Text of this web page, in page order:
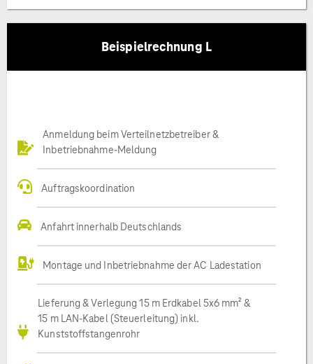
Beispielrechnung L
Anmeldung beim Verteilnetzbetreiber &
Inbetriebnahme-Meldung
Auftragskoordination
Anfahrt innerhalb Deutschlands
Montage und Inbetriebnahme der AC Ladestation
Lieferung & Verlegung 15 m Erdkabel 5x6 mm² &
15 m LAN-Kabel (Steuerleitung) inkl.
Kunststoffstangenrohr